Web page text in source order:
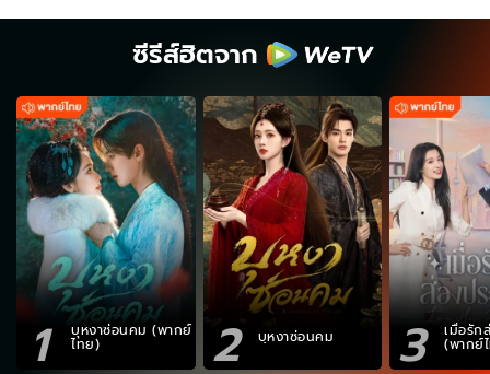
ซีรีส์ฮิตจาก
1 บุหงาซ่อนคม (พากย์
ไทย) 2 บุหงาซ่อนคม 3 เมื่อรัก
(พากย์